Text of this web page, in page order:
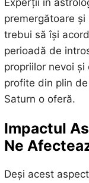
Experții în
premergătoare
trebui să își
perioadă de
propriilor nevoi
profite din plin
Saturn o oferă.
Impactul
Ne
Deși acest